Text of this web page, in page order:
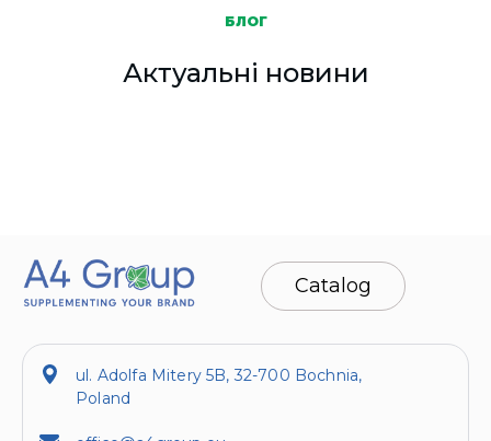
БЛОГ
Актуальні новини
Catalog
ul. Adolfa Mitery 5B, 32-700 Bochnia,
Poland